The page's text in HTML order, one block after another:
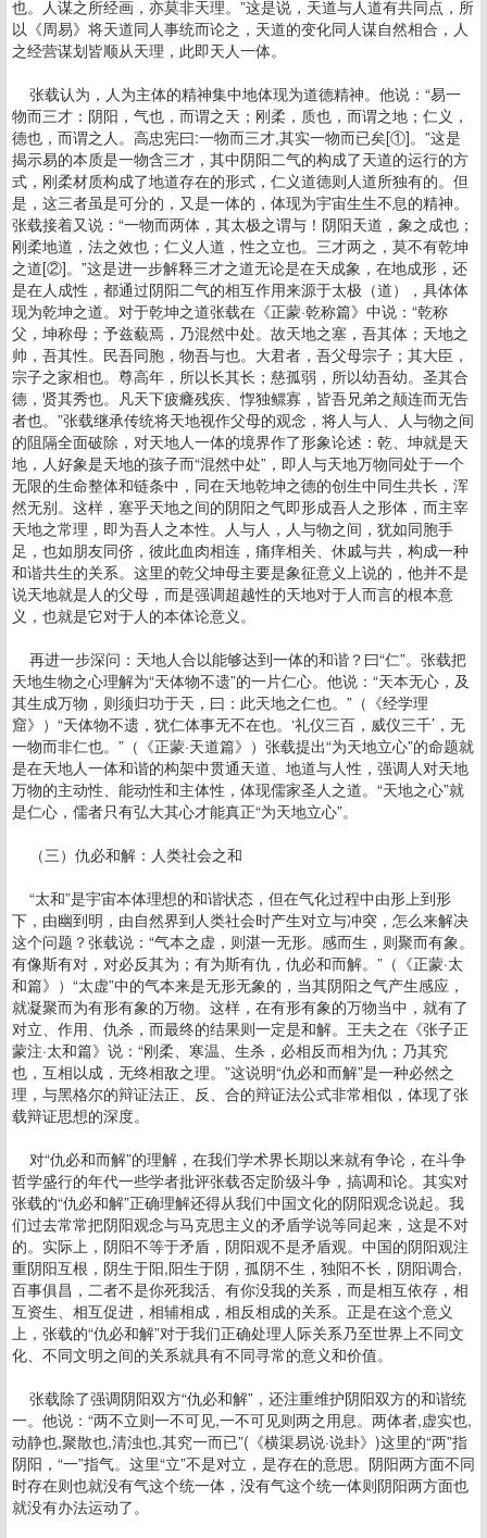
也。人谋之所经画，亦莫非天理。”这是说，天道与人道有共同点，所
以《周易》将天道同人事统而论之，天道的变化同人谋自然相合，人
之经营谋划皆顺从天理，此即天人一体。
张载认为，人为主体的精神集中地体现为道德精神。他说：“易一
物而三才：阴阳，气也，而谓之天；刚柔，质也，而谓之地；仁义，
德也，而谓之人。高忠宪曰:一物而三才,其实一物而已矣[①]。”这是
揭示易的本质是一物含三才，其中阴阳二气的构成了天道的运行的方
式，刚柔材质构成了地道存在的形式，仁义道德则人道所独有的。但
是，这三者虽是可分的，又是一体的，体现为宇宙生生不息的精神。
张载接着又说：“一物而两体，其太极之谓与！阴阳天道，象之成也；
刚柔地道，法之效也；仁义人道，性之立也。三才两之，莫不有乾坤
之道[②]。”这是进一步解释三才之道无论是在天成象，在地成形，还
是在人成性，都通过阴阳二气的相互作用来源于太极（道），具体体
现为乾坤之道。对于乾坤之道张载在《正蒙·乾称篇》中说：“乾称
父，坤称母；予兹藐焉，乃混然中处。故天地之塞，吾其体；天地之
帅，吾其性。民吾同胞，物吾与也。大君者，吾父母宗子；其大臣，
宗子之家相也。尊高年，所以长其长；慈孤弱，所以幼吾幼。圣其合
德，贤其秀也。凡天下疲癃残疾、惸独鳏寡，皆吾兄弟之颠连而无告
者也。”张载继承传统将天地视作父母的观念，将人与人、人与物之间
的阻隔全面破除，对天地人一体的境界作了形象论述：乾、坤就是天
地，人好象是天地的孩子而“混然中处”，即人与天地万物同处于一个
无限的生命整体和链条中，同在天地乾坤之德的创生中同生共长，浑
然无别。这样，塞乎天地之间的阴阳之气即形成吾人之形体，而主宰
天地之常理，即为吾人之本性。人与人，人与物之间，犹如同胞手
足，也如朋友同侪，彼此血肉相连，痛痒相关、休戚与共，构成一种
和谐共生的关系。这里的乾父坤母主要是象征意义上说的，他并不是
说天地就是人的父母，而是强调超越性的天地对于人而言的根本意
义，也就是它对于人的本体论意义。
再进一步深问：天地人合以能够达到一体的和谐？曰“仁”。张载把
天地生物之心理解为“天体物不遗”的一片仁心。他说：“天本无心，及
其生成万物，则须归功于天，曰：此天地之仁也。”（《经学理
窟》）“天体物不遗，犹仁体事无不在也。‘礼仪三百，威仪三千’，无
一物而非仁也。”（《正蒙·天道篇》）张载提出“为天地立心”的命题就
是在天地人一体和谐的构架中贯通天道、地道与人性，强调人对天地
万物的主动性、能动性和主体性，体现儒家圣人之道。“天地之心”就
是仁心，儒者只有弘大其心才能真正“为天地立心”。
（三）仇必和解：人类社会之和
“太和”是宇宙本体理想的和谐状态，但在气化过程中由形上到形
下，由幽到明，由自然界到人类社会时产生对立与冲突，怎么来解决
这个问题？张载说：“气本之虚，则湛一无形。感而生，则聚而有象。
有像斯有对，对必反其为；有为斯有仇，仇必和而解。”（《正蒙·太
和篇》）“太虚”中的气本来是无形无象的，当其阴阳之气产生感应，
就凝聚而为有形有象的万物。这样，在有形有象的万物当中，就有了
对立、作用、仇杀，而最终的结果则一定是和解。王夫之在《张子正
蒙注·太和篇》说：“刚柔、寒温、生杀，必相反而相为仇；乃其究
也，互相以成，无终相敌之理。”这说明“仇必和而解”是一种必然之
理，与黑格尔的辩证法正、反、合的辩证法公式非常相似，体现了张
载辩证思想的深度。
对“仇必和而解”的理解，在我们学术界长期以来就有争论，在斗争
哲学盛行的年代一些学者批评张载否定阶级斗争，搞调和论。其实对
张载的“仇必和解”正确理解还得从我们中国文化的阴阳观念说起。我
们过去常常把阴阳观念与马克思主义的矛盾学说等同起来，这是不对
的。实际上，阴阳不等于矛盾，阴阳观不是矛盾观。中国的阴阳观注
重阴阳互根，阴生于阳,阳生于阴，孤阴不生，独阳不长，阴阳调合,
百事俱昌，二者不是你死我活、有你没我的关系，而是相互依存，相
互资生、相互促进，相辅相成，相反相成的关系。正是在这个意义
上，张载的“仇必和解”对于我们正确处理人际关系乃至世界上不同文
化、不同文明之间的关系就具有不同寻常的意义和价值。
张载除了强调阴阳双方“仇必和解”，还注重维护阴阳双方的和谐统
一。他说：“两不立则一不可见,一不可见则两之用息。两体者,虚实也,
动静也,聚散也,清浊也,其究一而已”(《横渠易说·说卦》)这里的“两”指
阴阳，“一”指气。这里“立”不是对立，是存在的意思。阴阳两方面不同
时存在则也就没有气这个统一体，没有气这个统一体则阴阳两方面也
就没有办法运动了。